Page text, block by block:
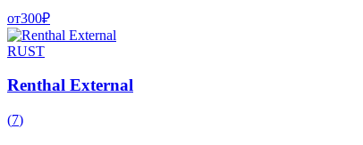
от300₽
RUST
Renthal External
(7)